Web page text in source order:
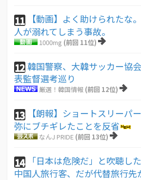
11
【動画】よく助けられたな
人が溺れてしまう事故。
1000mg (前回 11位)
12韓国警察、大韓サッカー協
表監督選考巡り
厳選！韓国情報 (前回 12位)
13
【朗報】ショートスリーパ
弥にブチギレたことを反省
なんJ PRIDE (前回 13位)
14
「日本は危険だ」と吹聴し
中国人旅行客、だが代替旅行先